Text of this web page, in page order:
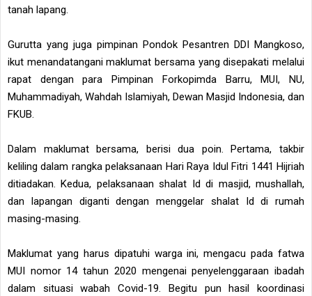
tanah lapang.
Gurutta yang juga pimpinan Pondok Pesantren DDI Mangkoso,
ikut menandatangani maklumat bersama yang disepakati melalui
rapat dengan para Pimpinan Forkopimda Barru, MUI, NU,
Muhammadiyah, Wahdah Islamiyah, Dewan Masjid Indonesia, dan
FKUB.
Dalam maklumat bersama, berisi dua poin. Pertama, takbir
keliling dalam rangka pelaksanaan Hari Raya Idul Fitri 1441 Hijriah
ditiadakan. Kedua, pelaksanaan shalat Id di masjid, mushallah,
dan lapangan diganti dengan menggelar shalat Id di rumah
masing-masing.
Maklumat yang harus dipatuhi warga ini, mengacu pada fatwa
MUI nomor 14 tahun 2020 mengenai penyelenggaraan ibadah
dalam situasi wabah Covid-19. Begitu pun hasil koordinasi